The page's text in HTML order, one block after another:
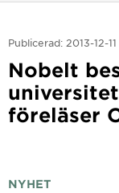
Publicerad: 2013-12-11
Nobelt
föreläser
NYHET